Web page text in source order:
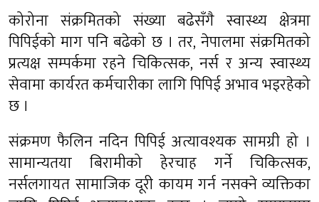
कोरोना संक्रमितको संख्या बढेसँगै स्वास्थ्य क्षेत्रमा
पिपिईको माग पनि बढेको छ । तर, नेपालमा संक्रमितको
प्रत्यक्ष सम्पर्कमा रहने चिकित्सक, नर्स र अन्य स्वास्थ्य
सेवामा कार्यरत कर्मचारीका लागि पिपिई अभाव भइरहेको
छ ।
संक्रमण फैलिन नदिन पिपिई अत्यावश्यक सामग्री हो ।
सामान्यतया बिरामीको हेरचाह गर्ने चिकित्सक,
नर्सलगायत सामाजिक दूरी कायम गर्न नसक्ने व्यक्तिका